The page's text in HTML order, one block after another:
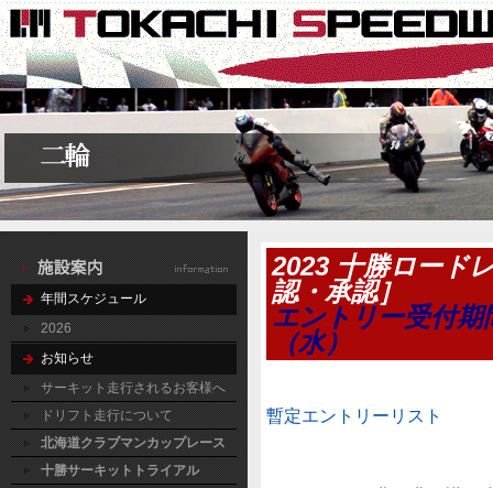
年間スケジュール
2026
お知らせ
サーキット走行されるお客様へ
ドリフト走行について
北海道クラブマンカップレース
十勝サーキットトライアル
2023 十勝ロード
認・承認］
エントリー受付
（水）
暫定エントリーリスト